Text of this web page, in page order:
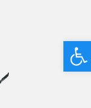
Deschide bara de unelte